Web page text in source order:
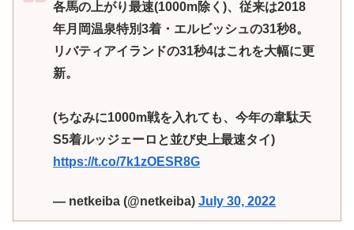
各馬の上がり最速(1000m除く)、従来は2018
年月岡温泉特別3着・エルビッシュの31秒8。
リバティアイランドの31秒4はこれを大幅に更
新。
(ちなみに1000m戦を入れても、今年の韋駄天
S5着ルッジェーロと並び史上最速タイ)
https://t.co/7k1zOESR8G
— netkeiba (@netkeiba) July 30, 2022